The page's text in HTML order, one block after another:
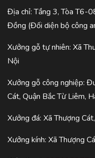
Địa chỉ: Tầng 3, Tòa T6-
Đồng (Đối diện bộ công
Xưởng gỗ tự nhiên: Xã
Nội
Xưởng gỗ công nghiệp:
Cát, Quận Bắc Từ Liêm,
Xưởng đá: Xã Thượng
Xưởng kính: Xã Thượng